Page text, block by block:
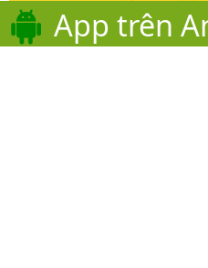
App trên